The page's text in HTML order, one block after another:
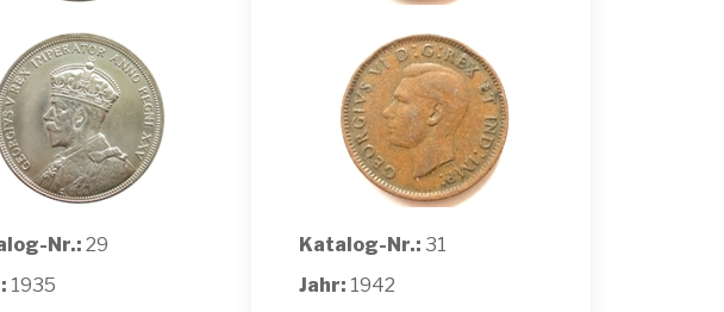
Nr.: 29
1935
Katalog-Nr.: 31
Jahr: 1942